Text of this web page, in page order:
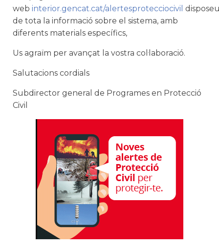
web interior.gencat.cat/alertesprotecciocivil
de tota la informació sobre el sistema, amb
diferents materials específics,
Us agraïm per avançat la vostra col·laboració.
Salutacions cordials
Subdirector general de Programes en Protecció
Civil